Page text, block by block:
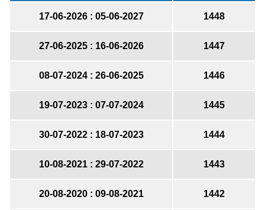
1448
05-06-2027 : 17-06-2026
1447
16-06-2026 : 27-06-2025
1446
26-06-2025 : 08-07-2024
1445
07-07-2024 : 19-07-2023
1444
18-07-2023 : 30-07-2022
1443
29-07-2022 : 10-08-2021
1442
09-08-2021 : 20-08-2020